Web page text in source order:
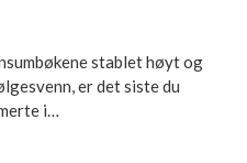
stablet høyt og
er det siste du
i…